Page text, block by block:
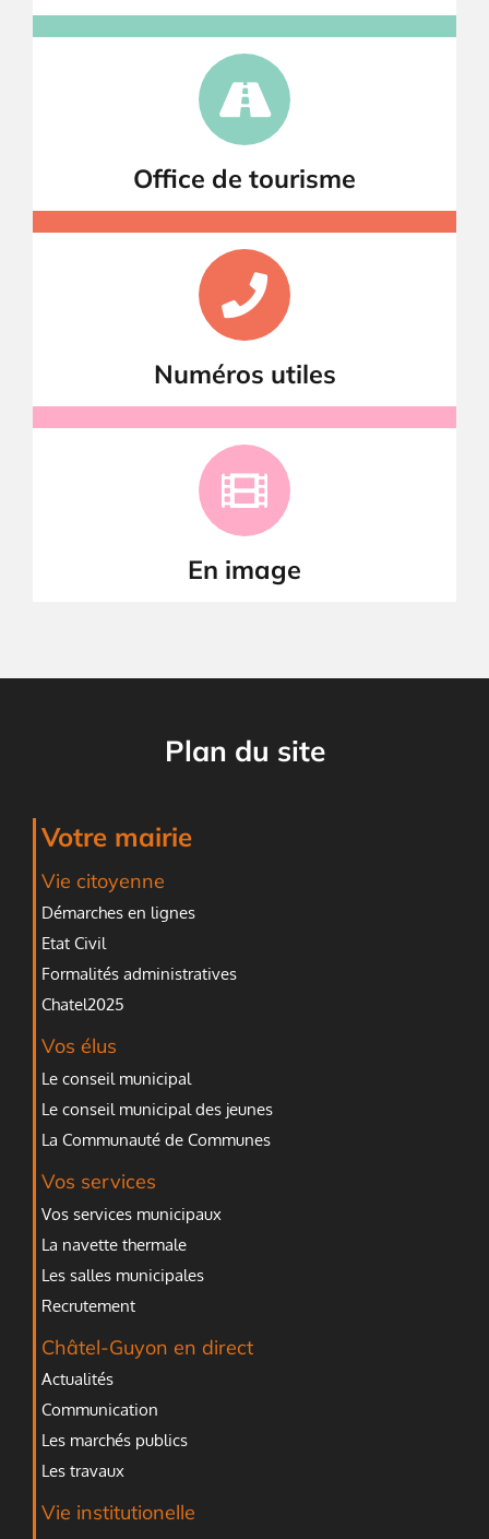
Office de tourisme
Numéros utiles
En image
Plan du site
Votre mairie
Vie citoyenne
Démarches en lignes
Etat Civil
Formalités administratives
Chatel2025
Vos élus
Le conseil municipal
Le conseil municipal des jeunes
La Communauté de Communes
Vos services
Vos services municipaux
La navette thermale
Les salles municipales
Recrutement
Châtel-Guyon en direct
Actualités
Communication
Les marchés publics
Les travaux
Vie institutionelle